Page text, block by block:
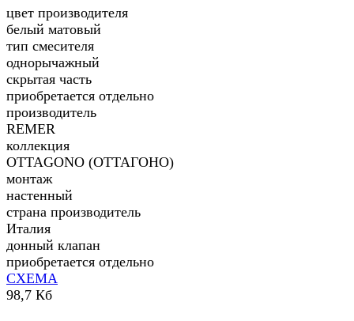
цвет производителя
белый матовый
тип смесителя
однорычажный
скрытая часть
приобретается отдельно
производитель
REMER
коллекция
OTTAGONO (ОТТАГОНО)
монтаж
настенный
страна производитель
Италия
донный клапан
приобретается отдельно
СХЕМА
98,7 Кб